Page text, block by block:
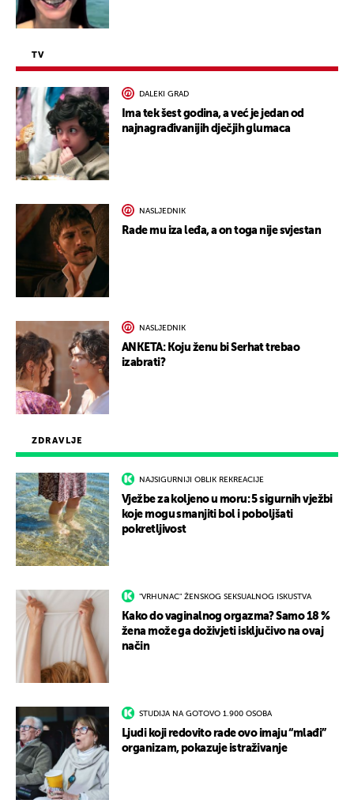
ZDRAVLJE
NAJSIGURNIJI OBLIK REKREACIJE
Vježbe za koljeno u moru: 5 sigurnih vježbi
koje mogu smanjiti bol i poboljšati
pokretljivost
"VRHUNAC" ŽENSKOG SEKSUALNOG ISKUSTVA
Kako do vaginalnog orgazma? Samo 18 %
žena može ga doživjeti isključivo na ovaj
način
STUDIJA NA GOTOVO 1.900 OSOBA
Ljudi koji redovito rade ovo imaju “mlađi”
organizam, pokazuje istraživanje
TV
DALEKI GRAD
Ima tek šest godina, a već je jedan od
najnagrađivanijih dječjih glumaca
NASLJEDNIK
Rade mu iza leđa, a on toga nije svjestan
NASLJEDNIK
ANKETA: Koju ženu bi Serhat trebao
izabrati?